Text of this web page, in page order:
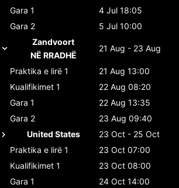
Gara 1
4 Jul 18:05
Gara 2
5 Jul 10:00
Zandvoort
NË RRADHË
21 Aug - 23 Aug
Praktika e lirë 1
21 Aug 13:00
Kualifikimet 1
22 Aug 08:20
Gara 1
22 Aug 13:35
Gara 2
23 Aug 09:40
United States
23 Oct - 25 Oct
Praktika e lirë 1
23 Oct 07:00
Kualifikimet 1
23 Oct 08:00
Gara 1
24 Oct 14:00